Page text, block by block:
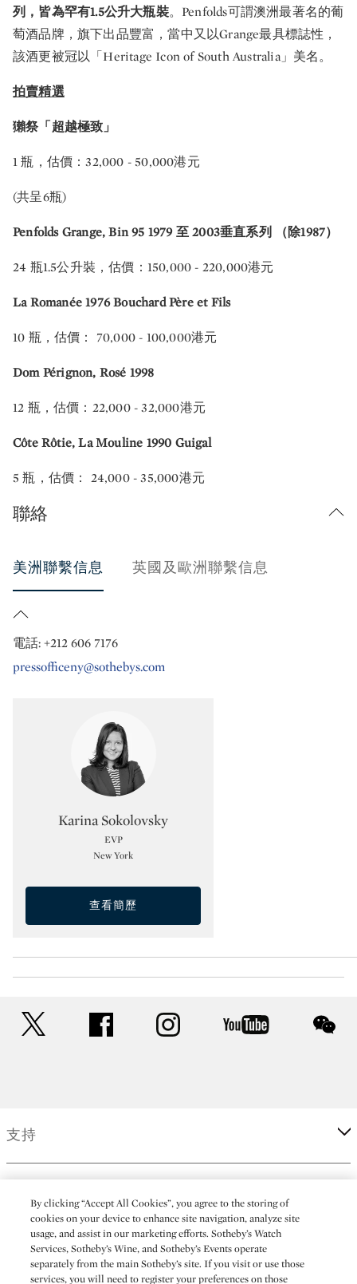
列，皆為罕有1.5公升大瓶裝。Penfolds可謂澳洲最著名的葡
萄酒品牌，旗下出品豐富，當中又以Grange最具標誌性，
該酒更被冠以「Heritage Icon of South Australia」美名。
拍賣精選
獺祭「超越極致」
1 瓶，估價：32,000 - 50,000港元
(共呈6瓶)
Penfolds Grange, Bin 95 1979 至 2003垂直系列 （除1987）
24 瓶1.5公升裝，估價：150,000 - 220,000港元
La Romanée 1976 Bouchard Père et Fils
10 瓶，估價： 70,000 - 100,000港元
Dom Pérignon, Rosé 1998
12 瓶，估價：22,000 - 32,000港元
Côte Rôtie, La Mouline 1990 Guigal
5 瓶，估價： 24,000 - 35,000港元
聯絡
美洲聯繫信息 英國及歐洲聯繫信息
電話: +212 606 7176
pressofficeny@sothebys.com
Type: specialist
Karina Sokolovsky
EVP
New York
查看簡歷
facebook instagram youtube
支持
更多
By clicking “Accept All Cookies”, you agree to the storing of
cookies on your device to enhance site navigation, analyze site
usage, and assist in our marketing efforts. Sotheby’s Watch
Services, Sotheby’s Wine, and Sotheby’s Events operate
separately from the main Sotheby’s site. If you visit or use those
services, you will need to register your preferences on those